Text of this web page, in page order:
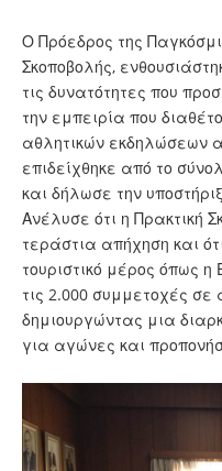
Ο Πρόεδρος της
Σκοποβολής,
τις δυνατότητες που
την εμπειρία που
αθλητικών εκδηλώσεων
επιδείχθηκε από το
και δήλωσε την
Ανέλυσε ότι η Πρακτική
τεράστια απήχηση και
τουριστικό μέρος όπως
τις 2.000 συμμετοχές
δημιουργώντας μια
για αγώνες και